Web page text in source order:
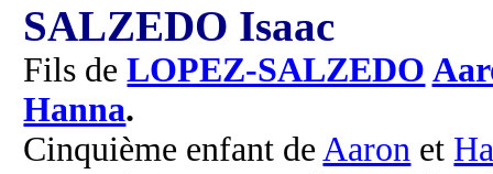
SALZEDO Isaac
Fils deLOPEZ-SALZEDO
Hanna.
Cinquième enfant de Aaron et